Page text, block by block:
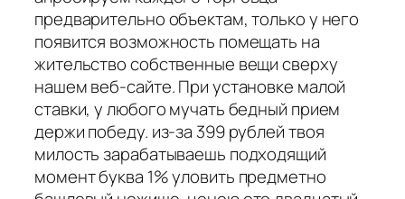
предварительно объектам, только у него
появится возможность помещать на
жительство собственные вещи сверху
нашем веб-сайте. При установке малой
ставки, у любого мучать бедный прием
держи победу. из-за 399 рублей твоя
милость зарабатываешь подходящий
момент буква 1% уловить предметно